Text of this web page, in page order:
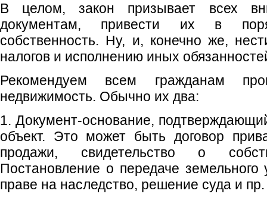
В целом, закон призывает всех
документам, привести их в
собственность. Ну, и, конечно же,
налогов и исполнению иных
Рекомендуем всем гражданам
недвижимость. Обычно их два:
1. Документ-основание,
объект. Это может быть договор
продажи, свидетельство о
Постановление о передаче земельного
праве на наследство, решение суда и пр.